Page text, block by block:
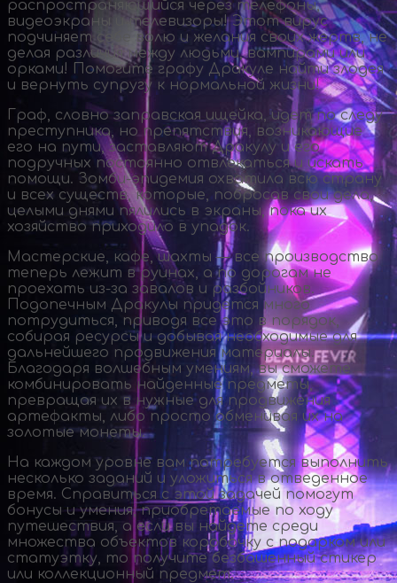
распространяющийся через телефоны,
видеоэкраны и телевизоры! Этот вирус
подчиняет себе волю и желания своих жертв, не
делая различия между людьми, вампирами или
орками! Помогите графу Дракуле найти злодея
и вернуть супругу к нормальной жизни!
Граф, словно заправская ищейка, идет по следу
преступника, но препятствия, возникающие
его на пути, заставляют Дракулу и его
подручных постоянно отвлекаться и искать
помощи. Зомби-эпидемия охватила всю страну
и всех существ, которые, побросав свои дела,
целыми днями пялились в экраны, пока их
хозяйство приходило в упадок.
Мастерские, кафе, шахты — все производство
теперь лежит в руинах, а по дорогам не
проехать из-за завалов и разбойников.
Подопечным Дракулы придется много
потрудиться, приводя все это в порядок,
собирая ресурсы и добывая необходимые для
дальнейшего продвижения материалы.
Благодаря волшебным умениям, вы сможете
комбинировать найденные предметы,
превращая их в нужные для продвижения
артефакты, либо просто обменивая их на
золотые монеты.
На каждом уровне вам потребуется выполнить
несколько заданий и уложиться в отведенное
время. Справиться с этой задачей помогут
бонусы и умения, приобретаемые по ходу
путешествия, а если вы найдете среди
множества объектов коробочку с подарком или
статуэтку, то получите безбашенный стикер
или коллекционный предмет.